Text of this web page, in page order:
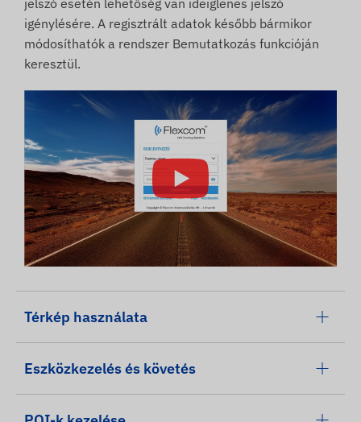
jelszó esetén lehetőség van ideiglenes jelszó
igénylésére. A regisztrált adatok később bármikor
módosíthatók a rendszer Bemutatkozás funkcióján
keresztül.
Térkép használata
Eszközkezelés és követés